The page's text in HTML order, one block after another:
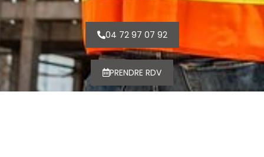
04 72 97 07 92
PRENDRE RDV